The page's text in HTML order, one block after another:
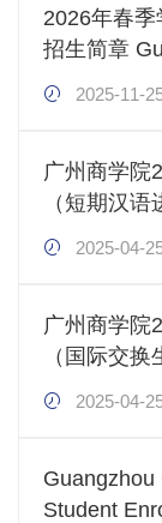
2026年春季
招生简章
2025-11-
广州商学院
（短期汉
College of
Semester,
2025-04-
广州商学院
（国际交
of
2025-2026
2025-04-
Guangzhou
Student